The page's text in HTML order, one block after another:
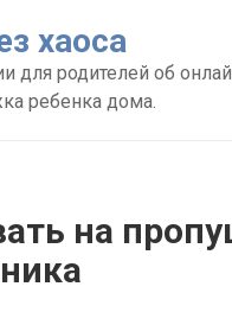
хаоса
для родителей об
ребенка дома.
на